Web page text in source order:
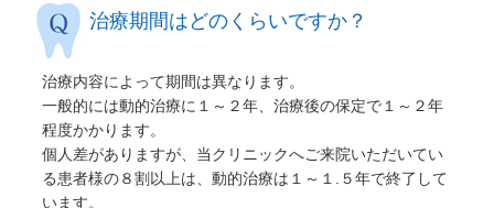
治療期間はどのくらいですか？
治療内容によって期間は異なります。
一般的には動的治療に１～２年、治療後の保定で１～２年
程度かかります。
個人差がありますが、当クリニックへご来院いただいてい
る患者様の８割以上は、動的治療は１～１.５年で終了して
います。